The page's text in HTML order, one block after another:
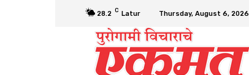
28.2 C Latur Thursday, August 6, 2026